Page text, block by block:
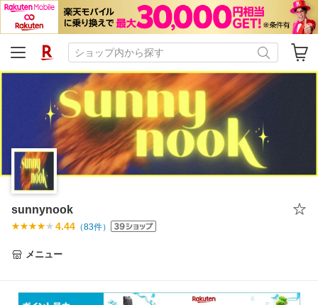
sunnynook
4.44 （83件）
メニュー